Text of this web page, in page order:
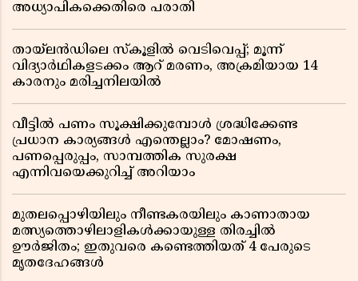
അധ്യാപികക്കെതിരെ പരാതി
തായ്‌ലൻഡിലെ സ്‌കൂളിൽ വെടിവെപ്പ്; മൂന്ന്
വിദ്യാർഥികളടക്കം ആറ് മരണം, അക്രമിയായ 14
കാരനും മരിച്ചനിലയിൽ
വീട്ടിൽ പണം സൂക്ഷിക്കുമ്പോൾ ശ്രദ്ധിക്കേണ്ട
പ്രധാന കാര്യങ്ങൾ എന്തെല്ലാം? മോഷണം,
പണപ്പെരുപ്പം, സാമ്പത്തിക സുരക്ഷ
എന്നിവയെക്കുറിച്ച് അറിയാം
മുതലപ്പൊഴിയിലും നീണ്ടകരയിലും കാണാതായ
മത്സ്യത്തൊഴിലാളികൾക്കായുള്ള തിരച്ചിൽ
ഊർജിതം; ഇതുവരെ കണ്ടെത്തിയത് 4 പേരുടെ
മൃതദേഹങ്ങൾ